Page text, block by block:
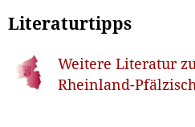
Literaturtipps
Weitere Literatur
Rheinland-